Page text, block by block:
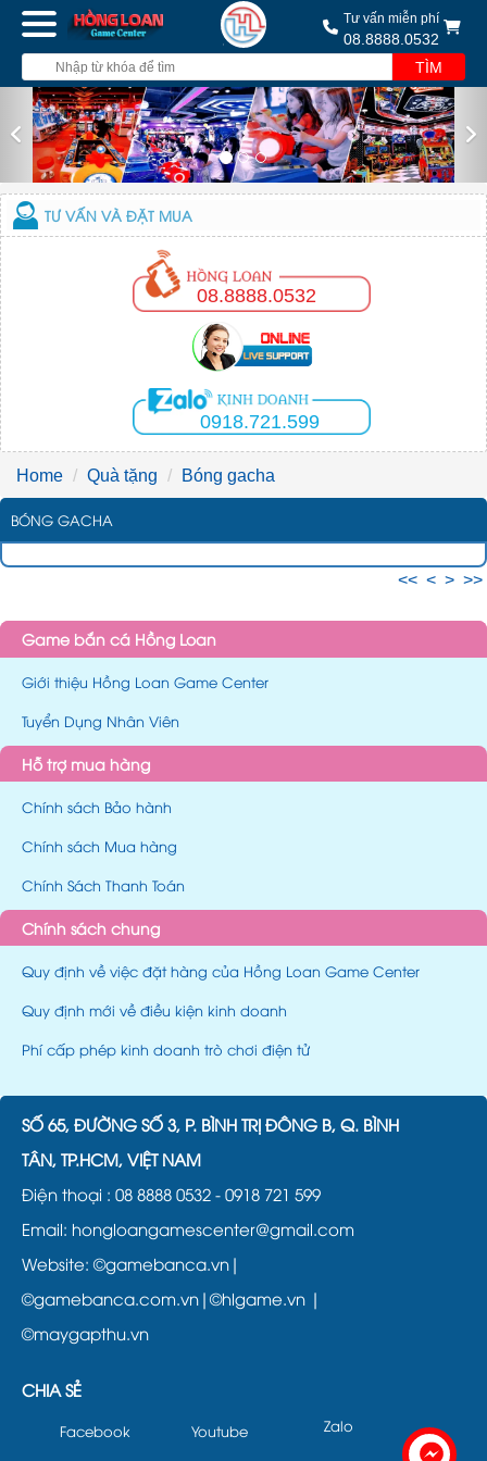
Tư vấn miễn phí
08.8888.0532
TÌM
Previous
TƯ VẤN VÀ ĐẶT MUA
08.8888.0532
0918.721.599
Home Quà tặng Bóng gacha
BÓNG GACHA
<< < > >>
Game bắn cá Hồng Loan
Giới thiệu Hồng Loan Game Center
Tuyển Dụng Nhân Viên
Hỗ trợ mua hàng
Chính sách Bảo hành
Chính sách Mua hàng
Chính Sách Thanh Toán
Chính sách chung
Quy định về việc đặt hàng của Hồng Loan Game Center
Quy định mới về điều kiện kinh doanh
Phí cấp phép kinh doanh trò chơi điện tử
SỐ 65, ĐƯỜNG SỐ 3, P. BÌNH TRỊ ĐÔNG B, Q. BÌNH
TÂN, TP.HCM, VIỆT NAM
Điện thoại : 08 8888 0532 - 0918 721 599
Email: hongloangamescenter@gmail.com
Website:©gamebanca.vn|
©gamebanca.com.vn|©hlgame.vn |
©maygapthu.vn
CHIA SẺ
Facebook Youtube Zalo